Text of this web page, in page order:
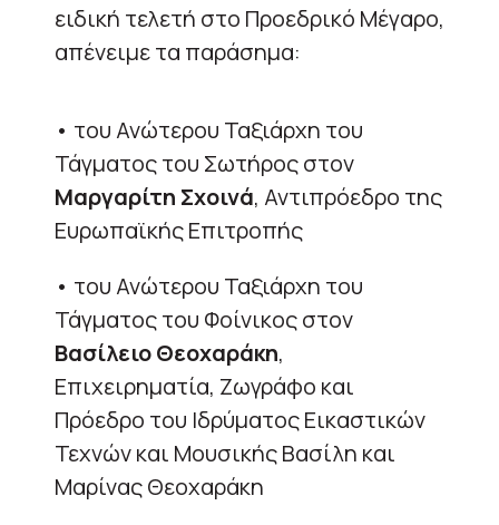
ειδική τελετή στο Προεδρικό Μέγαρο,
απένειμε τα παράσημα:
• του Ανώτερου Ταξιάρχη του
Τάγματος του Σωτήρος στον
Μαργαρίτη Σχοινά, Αντιπρόεδρο της
Ευρωπαϊκής Επιτροπής
• του Ανώτερου Ταξιάρχη του
Τάγματος του Φοίνικος στον
Βασίλειο Θεοχαράκη,
Επιχειρηματία, Ζωγράφο και
Πρόεδρο του Ιδρύματος Εικαστικών
Τεχνών και Μουσικής Βασίλη και
Μαρίνας Θεοχαράκη